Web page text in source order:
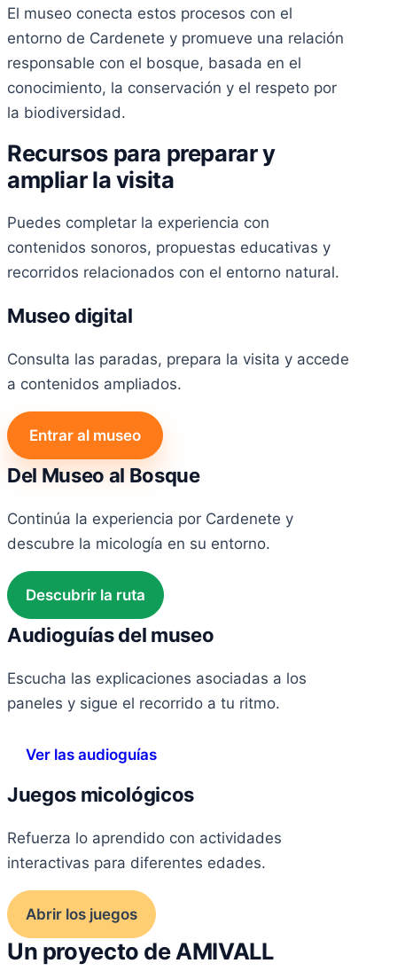
El museo conecta estos procesos con el
entorno de Cardenete y promueve una relación
responsable con el bosque, basada en el
conocimiento, la conservación y el respeto por
la biodiversidad.
Recursos para preparar y
ampliar la visita
Puedes completar la experiencia con
contenidos sonoros, propuestas educativas y
recorridos relacionados con el entorno natural.
Museo digital
Consulta las paradas, prepara la visita y accede
a contenidos ampliados.
Entrar al museo
Del Museo al Bosque
Continúa la experiencia por Cardenete y
descubre la micología en su entorno.
Descubrir la ruta
Audioguías del museo
Escucha las explicaciones asociadas a los
paneles y sigue el recorrido a tu ritmo.
Ver las audioguías
Juegos micológicos
Refuerza lo aprendido con actividades
interactivas para diferentes edades.
Abrir los juegos
Un proyecto de AMIVALL